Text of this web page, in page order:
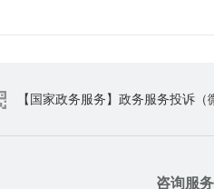
【国家政务服务】政务服务投诉（
咨询服